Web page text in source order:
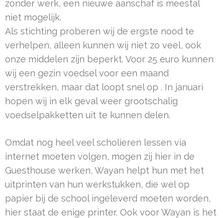
zonder werk, een nieuwe aanschaf is meestal
niet mogelijk.
Als stichting proberen wij de ergste nood te
verhelpen, alleen kunnen wij niet zo veel, ook
onze middelen zijn beperkt. Voor 25 euro kunnen
wij een gezin voedsel voor een maand
verstrekken, maar dat loopt snel op . In januari
hopen wij in elk geval weer grootschalig
voedselpakketten uit te kunnen delen.
Omdat nog heel veel scholieren lessen via
internet moeten volgen, mogen zij hier in de
Guesthouse werken, Wayan helpt hun met het
uitprinten van hun werkstukken, die wel op
papier bij de school ingeleverd moeten worden,
hier staat de enige printer. Ook voor Wayan is het